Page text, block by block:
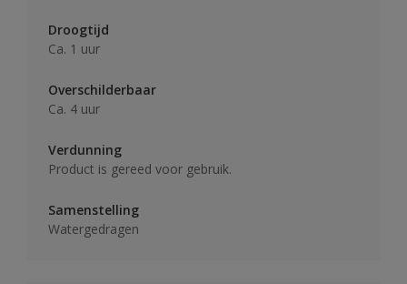
Droogtijd
Ca. 1 uur
Overschilderbaar
Ca. 4 uur
Verdunning
Product is gereed voor gebruik.
Samenstelling
Watergedragen